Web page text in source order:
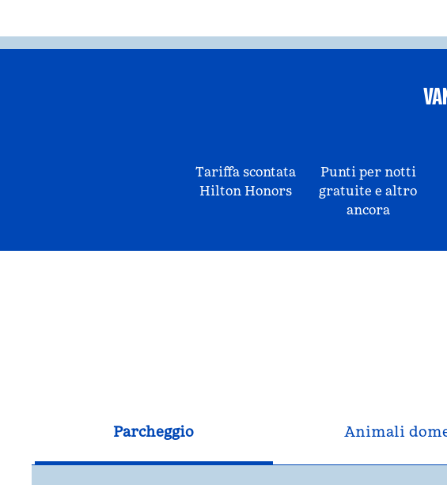
Tariffa scontata
Hilton Honors
Punti per notti
gratuite e altro
ancora
Parcheggio Animali